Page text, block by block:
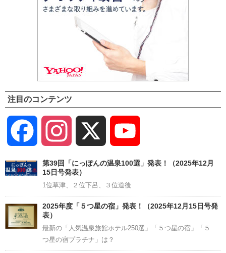
注目のコンテンツ
Facebook Instagram
Channel
第39回「にっぽんの温泉100選」発表！（2025年12月
15日号発表）
1位草津、２位下呂、３位道後
2025年度「５つ星の宿」発表！（2025年12月15日号発
表）
最新の「人気温泉旅館ホテル250選」「５つ星の宿」「５
つ星の宿プラチナ」は？